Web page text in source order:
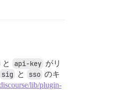
と api-key がリ
sig と sso のキ
lib/plugin-